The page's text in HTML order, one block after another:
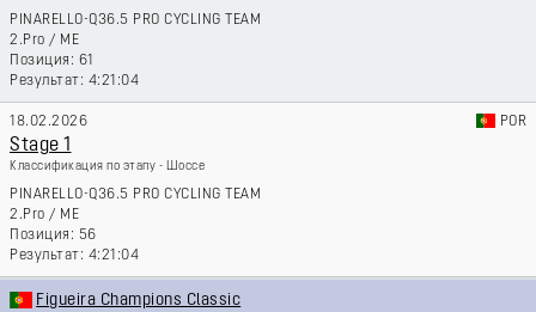
PINARELLO-Q36.5 PRO CYCLING TEAM
2.Pro / ME
61
4:21:04
18.02.2026 POR
Stage 1
Классификация по этапу - Шоссе
PINARELLO-Q36.5 PRO CYCLING TEAM
2.Pro / ME
56
4:21:04
Figueira Champions Classic